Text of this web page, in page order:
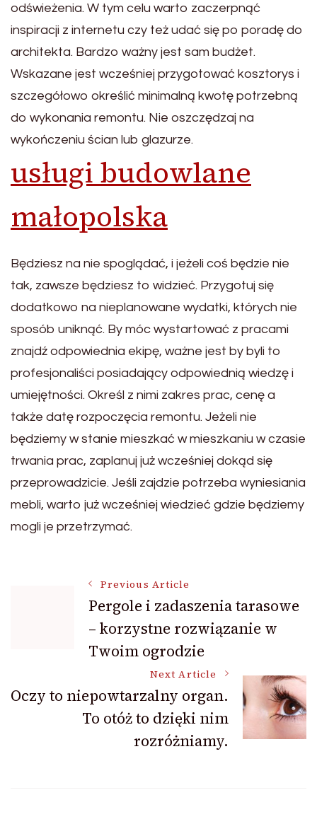
odświeżenia. W tym celu warto zaczerpnąć
inspiracji z internetu czy też udać się po poradę do
architekta. Bardzo ważny jest sam budżet.
Wskazane jest wcześniej przygotować kosztorys i
szczegółowo określić minimalną kwotę potrzebną
do wykonania remontu. Nie oszczędzaj na
wykończeniu ścian lub glazurze.
usługi budowlane
małopolska
Będziesz na nie spoglądać, i jeżeli coś będzie nie
tak, zawsze będziesz to widzieć. Przygotuj się
dodatkowo na nieplanowane wydatki, których nie
sposób uniknąć. By móc wystartować z pracami
znajdź odpowiednia ekipę, ważne jest by byli to
profesjonaliści posiadający odpowiednią wiedzę i
umiejętności. Określ z nimi zakres prac, cenę a
także datę rozpoczęcia remontu. Jeżeli nie
będziemy w stanie mieszkać w mieszkaniu w czasie
trwania prac, zaplanuj już wcześniej dokąd się
przeprowadzicie. Jeśli zajdzie potrzeba wyniesiania
mebli, warto już wcześniej wiedzieć gdzie będziemy
mogli je przetrzymać.
Navigation
Previous Article
Pergole i zadaszenia tarasowe
– korzystne rozwiązanie w
Twoim ogrodzie
Next Article
Oczy to niepowtarzalny organ.
To otóż to dzięki nim
rozróżniamy.